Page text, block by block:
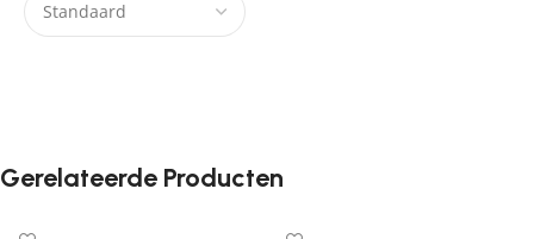
Gerelateerde Producten